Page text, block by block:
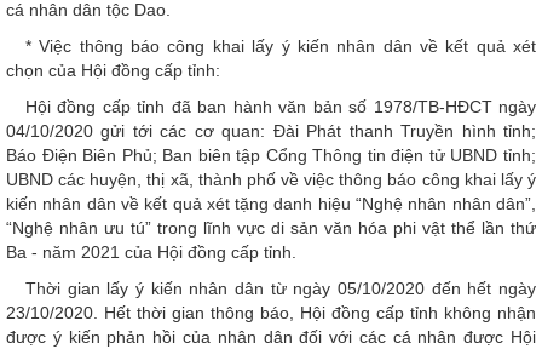
cá nhân dân tộc Dao.
* Việc thông báo công khai lấy ý kiến nhân dân về kết quả xét
chọn của Hội đồng cấp tỉnh:
Hội đồng cấp tỉnh đã ban hành văn bản số 1978/TB-HĐCT ngày
04/10/2020 gửi tới các cơ quan: Đài Phát thanh Truyền hình tỉnh;
Báo Điện Biên Phủ; Ban biên tập Cổng Thông tin điện tử UBND tỉnh;
UBND các huyện, thị xã, thành phố về việc thông báo công khai lấy ý
kiến nhân dân về kết quả xét tặng danh hiệu “Nghệ nhân nhân dân”,
“Nghệ nhân ưu tú” trong lĩnh vực di sản văn hóa phi vật thể lần thứ
Ba - năm 2021 của Hội đồng cấp tỉnh.
Thời gian lấy ý kiến nhân dân từ ngày 05/10/2020 đến hết ngày
23/10/2020. Hết thời gian thông báo, Hội đồng cấp tỉnh không nhận
được ý kiến phản hồi của nhân dân đối với các cá nhân được Hội